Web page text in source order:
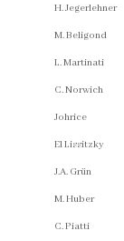
H. Jegerlehner
M. Beligond
L. Martinati
C. Norwich
Johrice
El Lissitzky
J.A. Grün
M. Huber
C. Piatti